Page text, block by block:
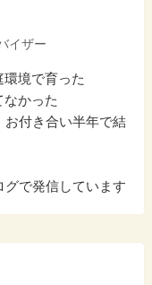
イザー
環境で育った
なかった
お付き合い半年で結
グで発信しています